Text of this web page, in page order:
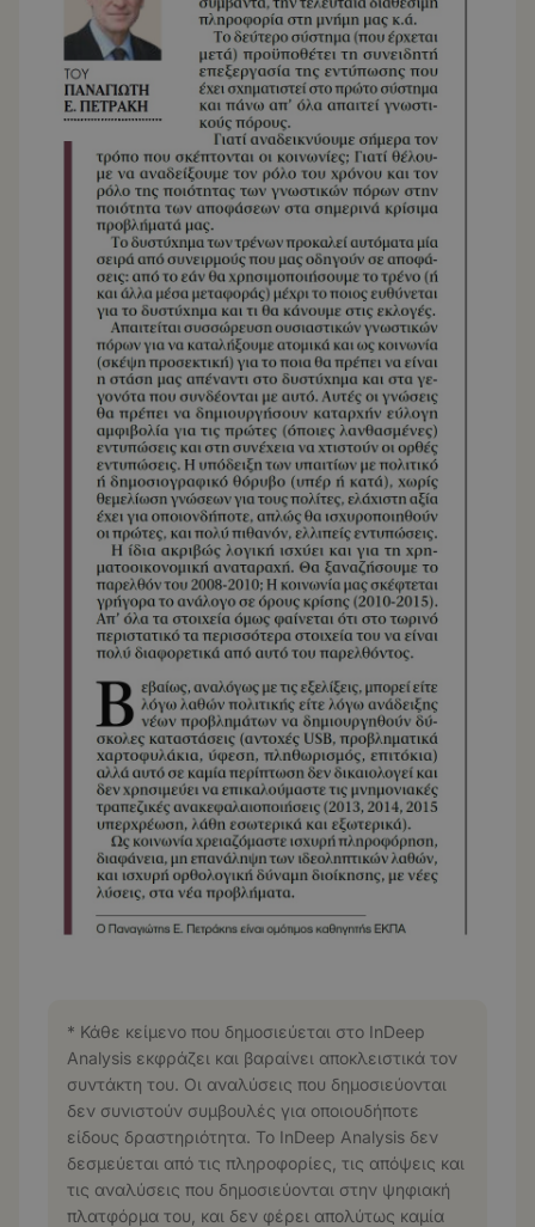
* Κάθε κείμενο που δημοσιεύεται στο InDeep
Analysis εκφράζει και βαραίνει αποκλειστικά τον
συντάκτη του. Οι αναλύσεις που δημοσιεύονται
δεν συνιστούν συμβουλές για οποιουδήποτε
είδους δραστηριότητα. Το InDeep Analysis δεν
δεσμεύεται από τις πληροφορίες, τις απόψεις και
τις αναλύσεις που δημοσιεύονται στην ψηφιακή
πλατφόρμα του, και δεν φέρει απολύτως καμία